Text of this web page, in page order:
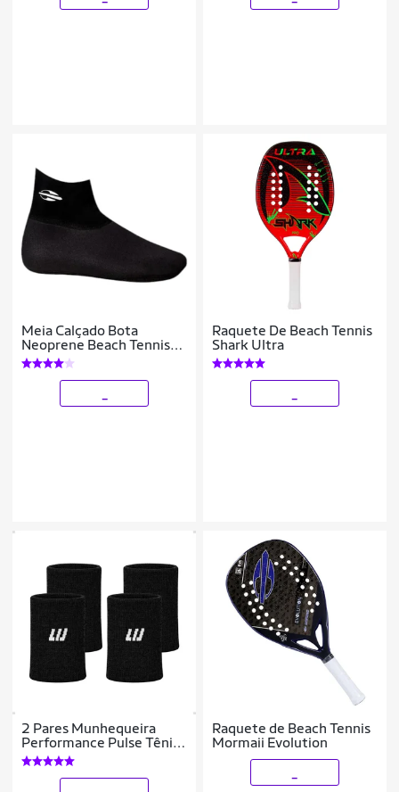
Meia Calçado Bota
Neoprene Beach Tennis
Esportes Areia Praia
Raquete De Beach Tennis
Shark Ultra
2 Pares Munhequeira
Performance Pulse Tênis
Academia Unissex Seca
Rápido Padel Beach
Tennis
Raquete de Beach Tennis
Mormaii Evolution